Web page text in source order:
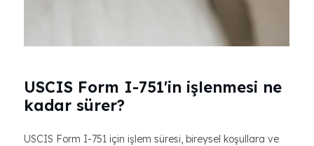
USCIS Form I-751'in işlenmesi ne
kadar sürer?
USCIS Form I-751 için işlem süresi, bireysel koşullara ve